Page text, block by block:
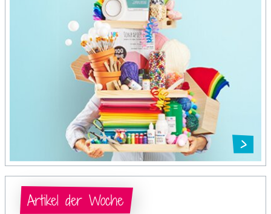
Artikel der Woche